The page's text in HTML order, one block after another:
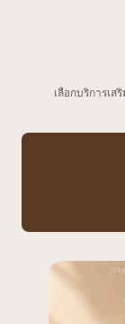
เลือกบริการเ